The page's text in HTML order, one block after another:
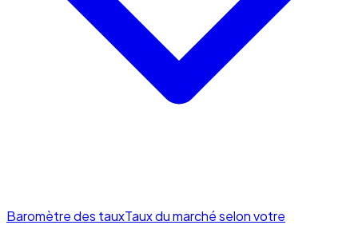
Baromètre des tauxTaux du marché selon votre